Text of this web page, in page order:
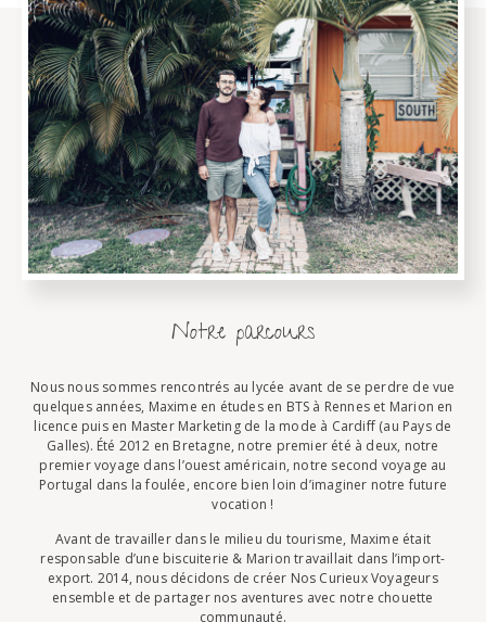
Notre parcours
Nous nous sommes rencontrés au lycée avant de se perdre de vue
quelques années, Maxime en études en BTS à Rennes et Marion en
licence puis en Master Marketing de la mode à Cardiff (au Pays de
Galles). Été 2012 en Bretagne, notre premier été à deux, notre
premier voyage dans l’ouest américain, notre second voyage au
Portugal dans la foulée, encore bien loin d’imaginer notre future
vocation !
Avant de travailler dans le milieu du tourisme, Maxime était
responsable d’une biscuiterie & Marion travaillait dans l’import-
export. 2014, nous décidons de créer Nos Curieux Voyageurs
ensemble et de partager nos aventures avec notre chouette
communauté.